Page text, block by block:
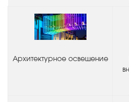
Архитектурное освещение